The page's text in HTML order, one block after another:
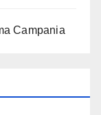
Campania